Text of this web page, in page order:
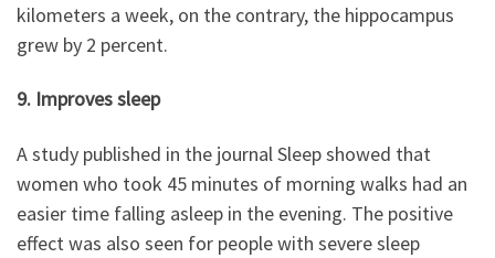
kilometers a week, on the contrary, the hippocampus
grew by 2 percent.
9. Improves sleep
A study published in the journal Sleep showed that
women who took 45 minutes of morning walks had an
easier time falling asleep in the evening. The positive
effect was also seen for people with severe sleep